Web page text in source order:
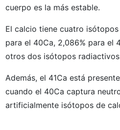
cuerpo es la más estable.
El calcio tiene cuatro
para el 40Ca, 2,086% para el
otros dos isótopos
Además, el 41Ca está
cuando el 40Ca captura
artificialmente isótopos de